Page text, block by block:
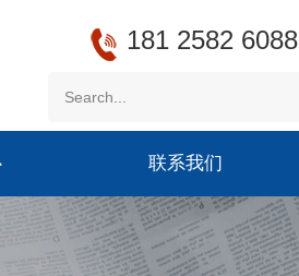
181 2582 6088
联系我们